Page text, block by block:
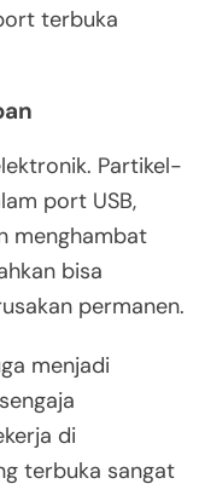
terbuka
Partikel-
port USB,
menghambat
bisa
permanen.
menjadi
di
terbuka sangat